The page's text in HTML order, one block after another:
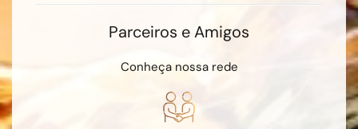
Parceiros e Amigos
Conheça nossa rede